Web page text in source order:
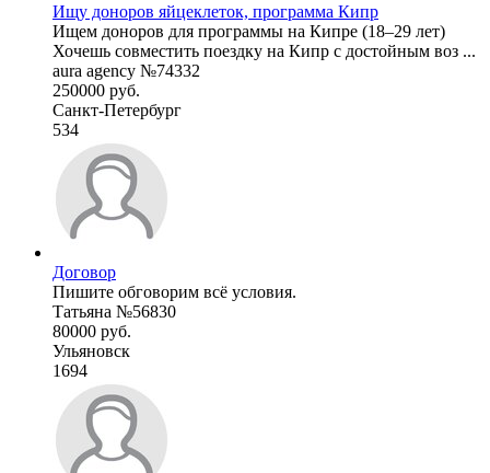
Ищу доноров яйцеклеток, программа Кипр
Ищем доноров для программы на Кипре (18–29 лет)
Хочешь совместить поездку на Кипр с достойным воз ...
aura agency №74332
250000 руб.
Санкт-Петербург
534
Договор
Пишите обговорим всё условия.
Татьяна №56830
80000 руб.
Ульяновск
1694